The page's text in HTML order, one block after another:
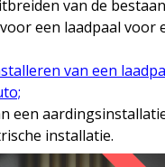
van de
een laadpaal voor
van een
een
installatie.